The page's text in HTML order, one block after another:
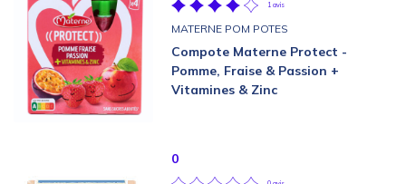
1 avis
MATERNE POM POTES
Compote Materne Protect -
Pomme, Fraise & Passion +
Vitamines & Zinc
0